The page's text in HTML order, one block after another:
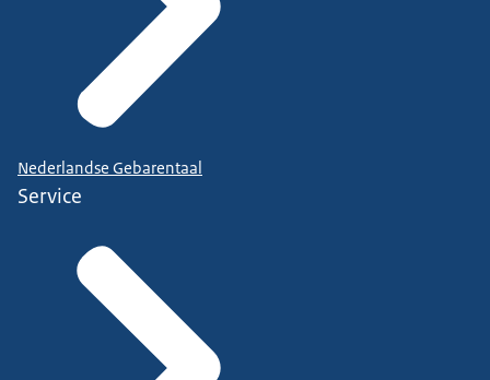
Nederlandse Gebarentaal
Service